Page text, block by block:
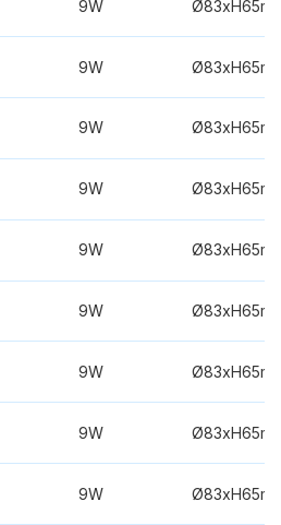
9W
9W
9W
9W
9W
9W
9W
9W
9W